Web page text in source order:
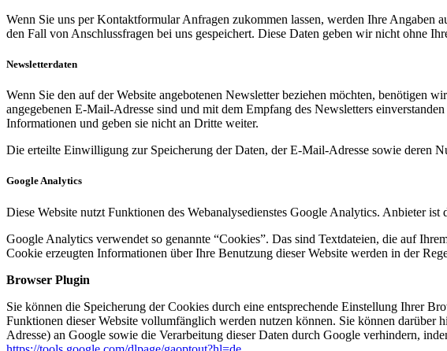
Wenn Sie uns per Kontaktformular Anfragen zukommen lassen, werden Ihre
den Fall von Anschlussfragen bei uns gespeichert. Diese Daten geben wir nicht ohne
Newsletterdaten
Wenn Sie den auf der Website angebotenen Newsletter beziehen möchten, benötigen
angegebenen E-Mail-Adresse sind und mit dem Empfang des Newsletters
Informationen und geben sie nicht an Dritte weiter.
Die erteilte Einwilligung zur Speicherung der Daten, der E-Mail-Adresse sowie deren
Google Analytics
Diese Website nutzt Funktionen des Webanalysedienstes Google Analytics. Anbieter
Google Analytics verwendet so genannte “Cookies”. Das sind Textdateien, die auf
Cookie erzeugten Informationen über Ihre Benutzung dieser Website werden in der
Browser Plugin
Sie können die Speicherung der Cookies durch eine entsprechende Einstellung Ihrer
Funktionen dieser Website vollumfänglich werden nutzen können. Sie können
Adresse) an Google sowie die Verarbeitung dieser Daten durch Google verhindern,